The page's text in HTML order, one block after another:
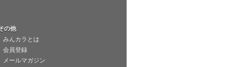
の他
みんカラとは
会員登録
メールマガジン